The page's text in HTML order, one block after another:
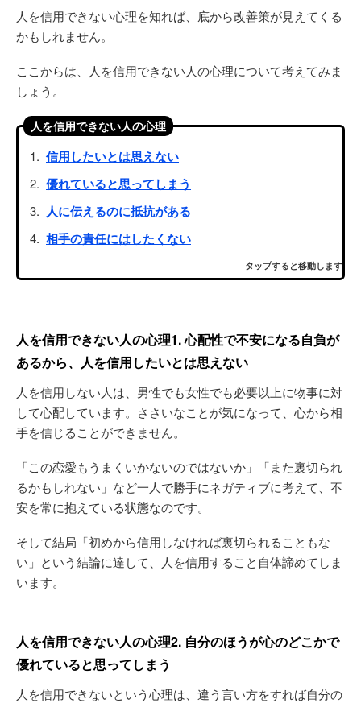
人を信用できない心理を知れば、底から改善策が見えてくる
かもしれません。
ここからは、人を信用できない人の心理について考えてみま
しょう。
人を信用できない人の心理
信用したいとは思えない
優れていると思ってしまう
人に伝えるのに抵抗がある
相手の責任にはしたくない
タップすると移動します
人を信用できない人の心理1. 心配性で不安になる自負が
あるから、人を信用したいとは思えない
人を信用しない人は、男性でも女性でも必要以上に物事に対
して心配しています。ささいなことが気になって、心から相
手を信じることができません。
「この恋愛もうまくいかないのではないか」「また裏切られ
るかもしれない」など一人で勝手にネガティブに考えて、不
安を常に抱えている状態なのです。
そして結局「初めから信用しなければ裏切られることもな
い」という結論に達して、人を信用すること自体諦めてしま
います。
人を信用できない人の心理2. 自分のほうが心のどこかで
優れていると思ってしまう
人を信用できないという心理は、違う言い方をすれば自分の